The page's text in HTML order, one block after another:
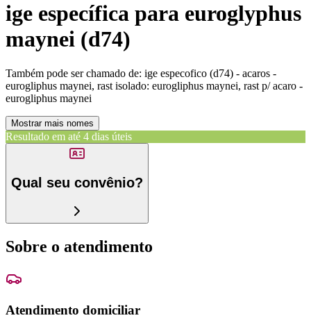
ige específica para euroglyphus
maynei (d74)
Também pode ser chamado de: ige especofico (d74) - acaros -
eurogliphus maynei, rast isolado: eurogliphus maynei, rast p/ acaro -
eurogliphus maynei
Mostrar mais nomes
Resultado em até 4 dias úteis
Qual seu convênio?
Sobre o atendimento
Atendimento domiciliar